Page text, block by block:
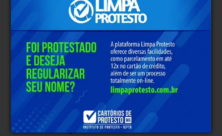
inédita desenvolvida para mensurar os efeitos de leis
e atos normativos sobre o ambiente produtivo
nacional. Elaborado pela Gerência de Economia, em
parceria com áreas técnicas, o estudo abrange o
período de 2023 a 2025 e avalia 45 normas com
base nos 12 eixos do Custo Brasil, combinando
critérios qualitativos e monetários. O indicador busca
antecipar riscos, identificar gargalos regulatórios e
qualificar o diálogo com os poderes Executivo e
Legislativo, contribuindo para o aprimoramento do
ambiente de negócios.